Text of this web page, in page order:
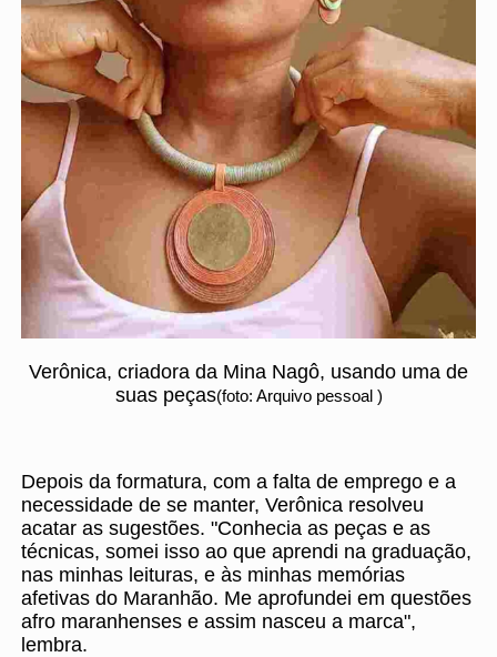
Verônica, criadora da Mina Nagô, usando uma de
suas peças(foto: Arquivo pessoal )
Depois da formatura, com a falta de emprego e a
necessidade de se manter, Verônica resolveu
acatar as sugestões. "Conhecia as peças e as
técnicas, somei isso ao que aprendi na graduação,
nas minhas leituras, e às minhas memórias
afetivas do Maranhão. Me aprofundei em questões
afro maranhenses e assim nasceu a marca",
lembra.